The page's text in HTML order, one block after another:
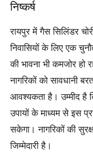
निष्कर्ष
रायपुर में गैस सिलिंडर
निवासियों के लिए एक
की भावना भी कमजोर हो
नागरिकों को सावधानी
आवश्यकता है। उम्मीद है
उपायों के माध्यम से इस
सकेगा। नागरिकों की
जिम्मेदारी है।